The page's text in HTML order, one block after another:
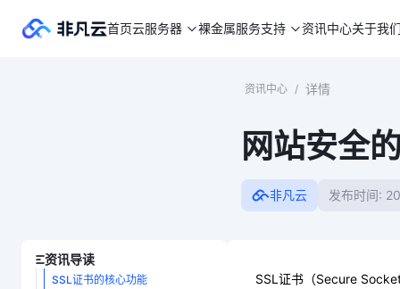
首页云服务器 裸金属服务支持 资讯中心关于我
资讯中心 / 详情
网站安全
非凡云 发布时间:
资讯导读
SSL证书的核心功能
SSL证书（Secure